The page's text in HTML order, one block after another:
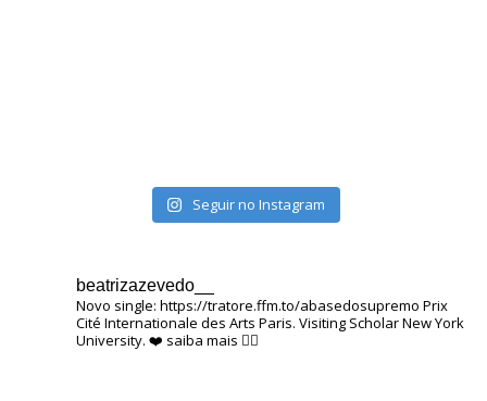
Seguir no Instagram
beatrizazevedo__
Novo single: https://tratore.ffm.to/abasedosupremo Prix ​​
Cité Internationale des Arts Paris. Visiting Scholar New York
University. ❤️ saiba mais 👇🏽